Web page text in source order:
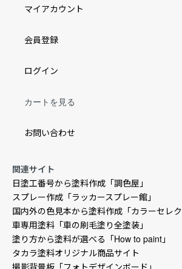
マイアカウント
会員登録
ログイン
カートを見る
お問い合わせ
関連サイト
日塗工番号から塗料作成「調色屋」
スプレー作成「ラッカースプレー館」
国内外の色見本から塗料作成「カラーセレク
車専用塗料「車の刷毛塗り全塗装」
塗り方から塗料が選べる「How to paint」
タカラ塗料オリジナル商品サイト